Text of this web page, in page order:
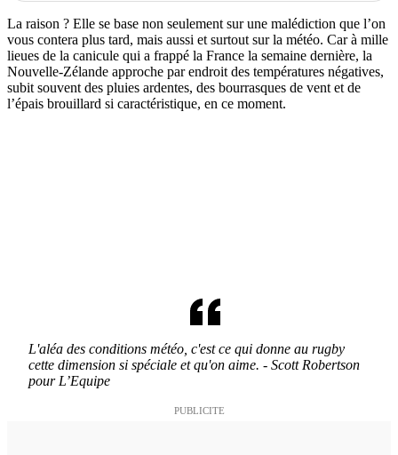
La raison ? Elle se base non seulement sur une malédiction que l’on
vous contera plus tard, mais aussi et surtout sur la météo. Car à mille
lieues de la canicule qui a frappé la France la semaine dernière, la
Nouvelle-Zélande approche par endroit des températures négatives,
subit souvent des pluies ardentes, des bourrasques de vent et de
l’épais brouillard si caractéristique, en ce moment.
L'aléa des conditions météo, c'est ce qui donne au rugby
cette dimension si spéciale et qu'on aime. - Scott Robertson
pour L’Equipe